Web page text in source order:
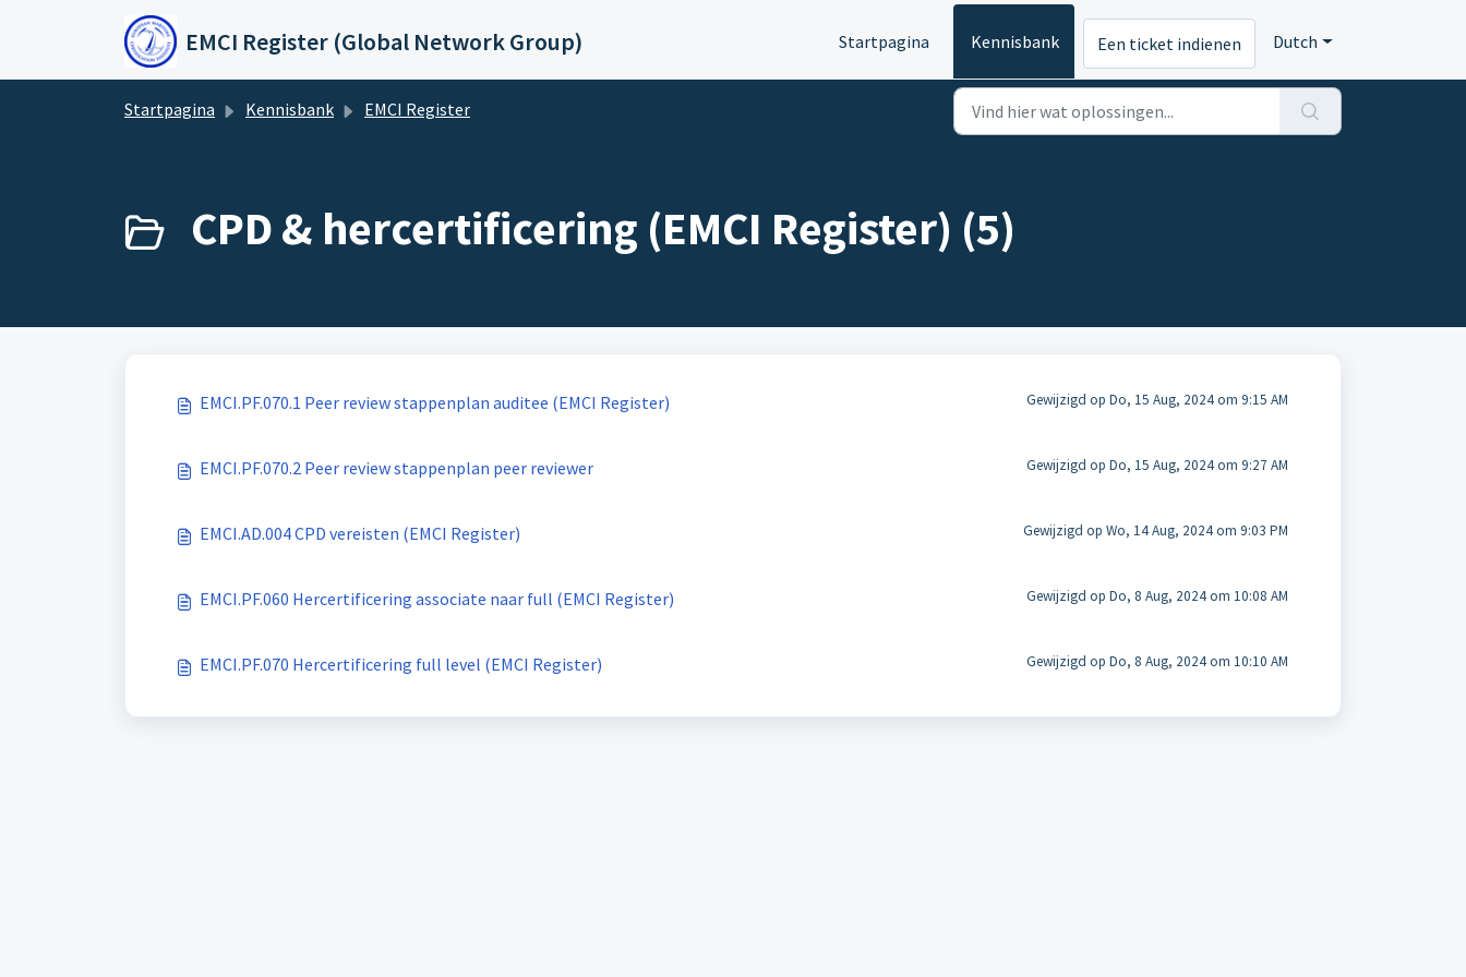
Doorgaan naar hoofdinhoud
EMCI Register (Global Network Group) Startpagina Kennisbank Een ticket indienen Dutch
Startpagina Kennisbank EMCI Register
CPD & hercertificering (EMCI Register) (5)
EMCI.PF.070.1 Peer review stappenplan auditee (EMCI Register) Gewijzigd op Do, 15 Aug, 2024 om 9:15 AM
EMCI.PF.070.2 Peer review stappenplan peer reviewer Gewijzigd op Do, 15 Aug, 2024 om 9:27 AM
EMCI.AD.004 CPD vereisten (EMCI Register) Gewijzigd op Wo, 14 Aug, 2024 om 9:03 PM
EMCI.PF.060 Hercertificering associate naar full (EMCI Register) Gewijzigd op Do, 8 Aug, 2024 om 10:08 AM
EMCI.PF.070 Hercertificering full level (EMCI Register) Gewijzigd op Do, 8 Aug, 2024 om 10:10 AM